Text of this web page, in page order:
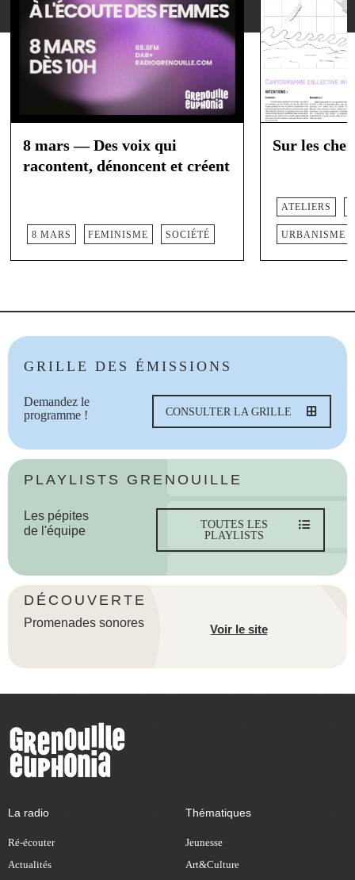
8 mars — Des voix qui
racontent, dénoncent et créent
8 MARS FEMINISME SOCIÉTÉ
Sur les
ATELIERS
URBANISME
GRILLE DES ÉMISSIONS
Demandez le
programme !
CONSULTER LA GRILLE
PLAYLISTS GRENOUILLE
Les pépites
de l'équipe
TOUTES LES
PLAYLISTS
DÉCOUVERTE
Promenades sonores Voir le site
La radio
Ré-écouter
Actualités
Thématiques
Jeunesse
Art&Culture